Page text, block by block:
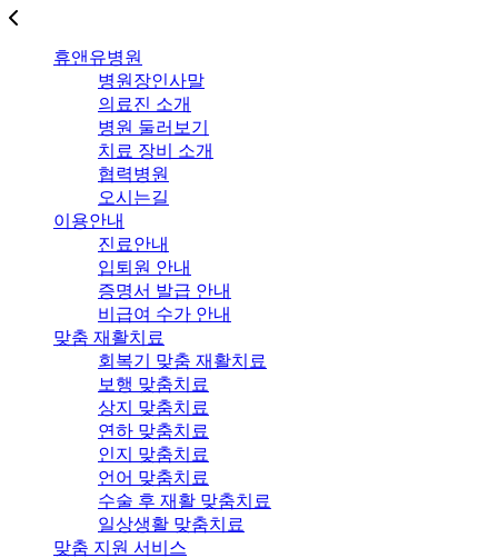
휴앤유병원
병원장인사말
의료진 소개
병원 둘러보기
치료 장비 소개
협력병원
오시는길
이용안내
진료안내
입퇴원 안내
증명서 발급 안내
비급여 수가 안내
맞춤 재활치료
회복기 맞춤 재활치료
보행 맞춤치료
상지 맞춤치료
연하 맞춤치료
인지 맞춤치료
언어 맞춤치료
수술 후 재활 맞춤치료
일상생활 맞춤치료
맞춤 지원 서비스